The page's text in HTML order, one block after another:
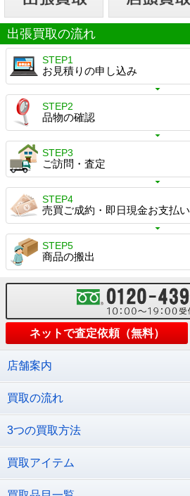
出張買取の流れ
STEP1
お見積りの申し込み
STEP2
品物の確認
STEP3
ご訪問・査定
STEP4
売買ご成約・即日現金お支払い
STEP5
商品の搬出
ネットで査定依頼（無料）
店舗案内
買取の流れ
3つの買取方法
買取アイテム